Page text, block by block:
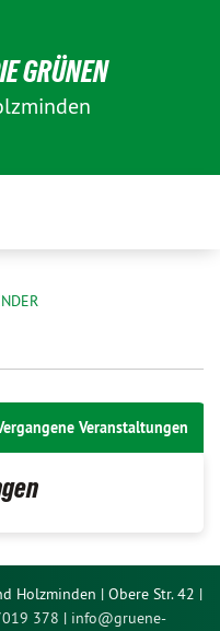
GRÜNEN
Veranstaltungen
Holzminden | Obere Str. 42 |
378 | info@gruene-